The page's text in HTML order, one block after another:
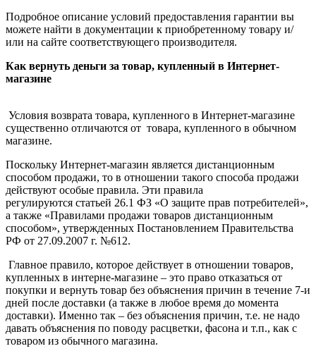
Подробное описание условий предоставления гарантии вы
можете найти в документации к приобретенному товару и/
или на сайте соответствующего производителя.
Как вернуть деньги за товар, купленный в Интернет-
магазине
Условия возврата товара, купленного в Интернет-магазине
существенно отличаются от товара, купленного в обычном
магазине.
Поскольку Интернет-магазин является дистанционным
способом продажи, то в отношении такого способа продажи
действуют особые правила. Эти правила
регулируются статьей 26.1 ФЗ «О защите прав потребителей»,
а также «Правилами продажи товаров дистанционным
способом», утвержденных Постановлением Правительства
РФ от 27.09.2007 г. №612.
Главное правило, которое действует в отношении товаров,
купленных в интерне-магазине – это право отказаться от
покупки и вернуть товар без объяснения причин в течение 7-и
дней после доставки (а также в любое время до момента
доставки). Именно так – без объяснения причин, т.е. не надо
давать объяснения по поводу расцветки, фасона и т.п., как с
товаром из обычного магазина.